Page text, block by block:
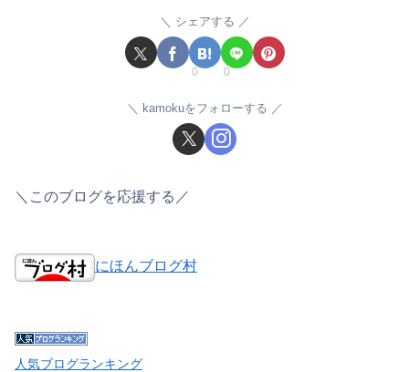
シェアする
0 0
kamokuをフォローする
＼このブログを応援する／
にほんブログ村
人気ブログランキング